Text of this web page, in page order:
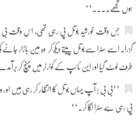
ہوں تجھے....‘‘
جس وقت خورشید بوتل پی رہی تھی، اس وقت بی بی
گزرا۔ اسے سٹرا سے بوتل پیتے دیکھ کر وہ مین بازار جانے
طرف لوٹ گیا اور این ٹائپ کے کوارٹر میں پہنچ کر
’’بی بی ! آپ یہاں بوتل کا انتظار کر رہی ہیں اور
پی رہی ہے سٹرا لگا کر۔‘‘